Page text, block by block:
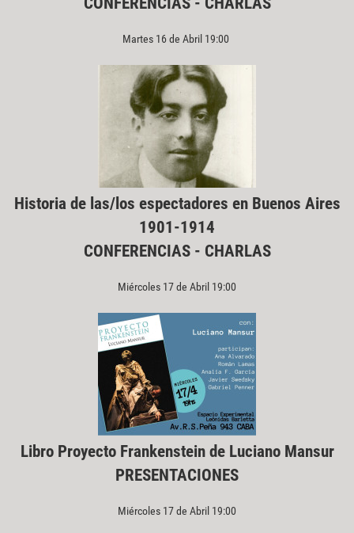
Martes 16 de Abril 19:00
Historia de las/los espectadores en Buenos Aires
1901-1914
CONFERENCIAS - CHARLAS
Miércoles 17 de Abril 19:00
Libro Proyecto Frankenstein de Luciano Mansur
PRESENTACIONES
Miércoles 17 de Abril 19:00